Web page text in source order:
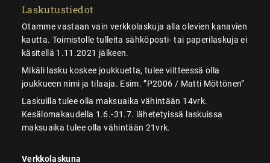
Laskutustiedot
Otamme vastaan vain verkkolaskuja alla olevien kanavien
kautta. Toimistolle tulleita sähköposti- tai paperilaskuja ei
käsitellä 1.11.2021 jälkeen.
Mikäli lasku koskee joukkuetta, tulee viitteessä olla
joukkueen nimi ja tilaaja. Esim. ”P2006 / Matti Möttönen”
Laskuilla tulee olla maksuaika vähintään 14vrk.
Kesälomakaudella 1.6.-31.7. lähetetyissä laskuissa
maksuaika tulee olla vähintään 21vrk.
Verkkolaskuna